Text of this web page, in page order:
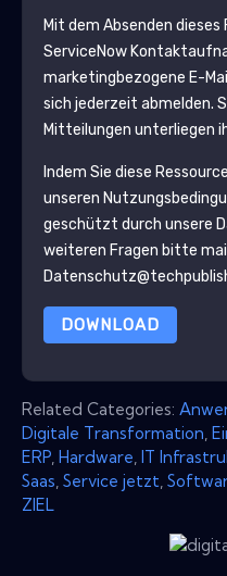
Mit dem Absenden
ServiceNow
marketingbezogene E-
sich jederzeit abmelden.
Mitteilungen unterliegen
Indem Sie diese
unseren
geschützt durch unsere
weiteren Fragen bitte
DOWNLOAD
Related Categories:
Digitale Transformation
ERP Hardware IT
Saas Service jetzt
ZIEL